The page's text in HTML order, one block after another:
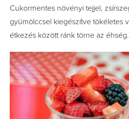
Cukormentes növényi tejjel,
gyümölccsel kiegészítve tökéletes
étkezés között ránk törne az éhség.